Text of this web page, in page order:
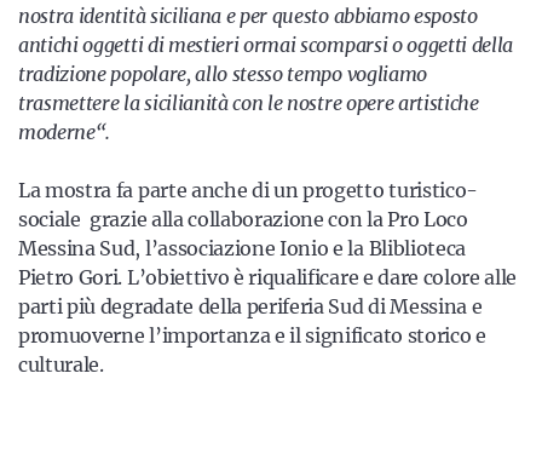
nostra identità siciliana e per questo abbiamo esposto
antichi oggetti di mestieri ormai scomparsi o oggetti della
tradizione popolare, allo stesso tempo vogliamo
trasmettere la sicilianità con le nostre opere artistiche
moderne“.
La mostra fa parte anche di un progetto turistico-
sociale grazie alla collaborazione con la Pro Loco
Messina Sud, l’associazione Ionio e la Bliblioteca
Pietro Gori. L’obiettivo è riqualificare e dare colore alle
parti più degradate della periferia Sud di Messina e
promuoverne l’importanza e il significato storico e
culturale.